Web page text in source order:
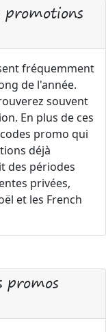
fréquemment
de l'année.
souvent
En plus de ces
promo qui
déjà
des périodes
privées,
et les French
promos